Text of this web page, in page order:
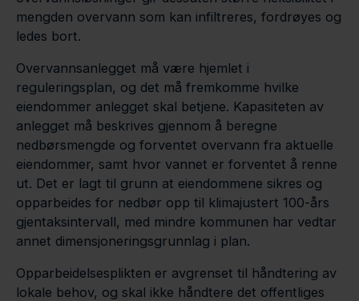
mengden overvann som kan infiltreres, fordrøyes og
ledes bort.
Overvannsanlegget må være hjemlet i
reguleringsplan, og det må fremkomme hvilke
eiendommer anlegget skal betjene. Kapasiteten av
anlegget må beskrives gjennom å beregne
nedbørsmengde og forventet overvann fra aktuelle
eiendommer, samt hvor vannet er forventet å renne
ut. Det er lagt til grunn at eiendommene sikres og
opparbeides for nedbør opp til klimajustert 100-års
gjentaks­intervall, med mindre kommunen har vedtar
annet dimensjoneringsgrunnlag i plan.
Opparbeidelsesplikten er avgrenset til håndtering av
lokale behov, og skal ikke håndtere det offentliges